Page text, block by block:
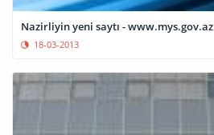
Nazirliyin yeni saytı - www.mys.gov.az
18-03-2013